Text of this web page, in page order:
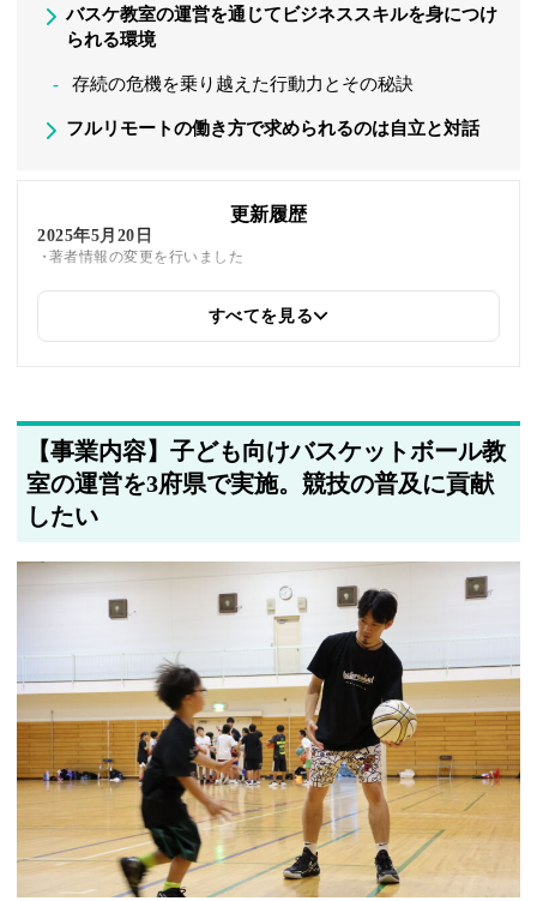
バスケ教室の運営を通じてビジネススキルを身につけ
られる環境
存続の危機を乗り越えた行動力とその秘訣
フルリモートの働き方で求められるのは自立と対話
更新履歴
2025年5月20日
著者情報の変更を行いました
すべてを見る
【事業内容】子ども向けバスケットボール教
室の運営を3府県で実施。競技の普及に貢献
したい